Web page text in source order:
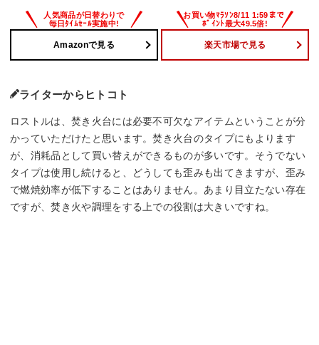
Amazonで見る 楽天市場で見る
ライターからヒトコト
ロストルは、焚き火台には必要不可欠なアイテムということが分
かっていただけたと思います。焚き火台のタイプにもよります
が、消耗品として買い替えができるものが多いです。そうでない
タイプは使用し続けると、どうしても歪みも出てきますが、歪み
で燃焼効率が低下することはありません。あまり目立たない存在
ですが、焚き火や調理をする上での役割は大きいですね。